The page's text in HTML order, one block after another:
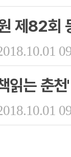
제82회
읽는 춘천'